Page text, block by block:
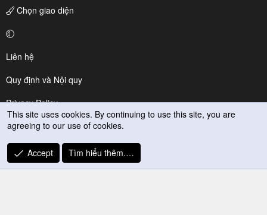
Chọn giao diện
Liên hệ
Quy định và Nội quy
Privacy Policy
Trợ giúp
R
S
This site uses cookies. By continuing to use this site, you are
agreeing to our use of cookies.
Accept Tìm hiểu thêm.…